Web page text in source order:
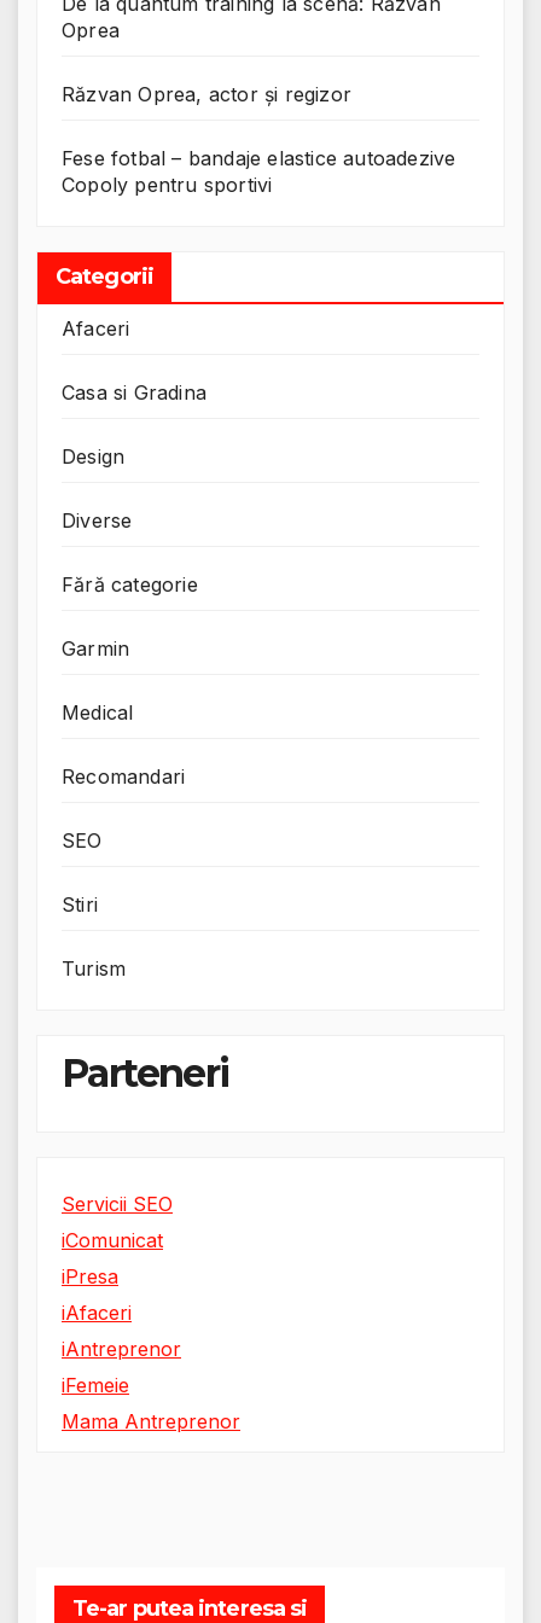
Oprea
Răzvan Oprea, actor și regizor
Fese fotbal – bandaje elastice autoadezive
Copoly pentru sportivi
Categorii
Afaceri
Casa si Gradina
Design
Diverse
Fără categorie
Garmin
Medical
Recomandari
SEO
Stiri
Turism
Parteneri
Servicii SEO
iComunicat
iPresa
iAfaceri
iAntreprenor
iFemeie
Mama Antreprenor
Te-ar putea interesa si